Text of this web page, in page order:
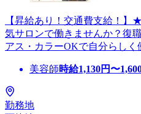
【昇給あり！交通費支給！
気サロンで働きませんか？復
アス・カラーOKで自分らしく
美容師時給1,130円〜
勤務地